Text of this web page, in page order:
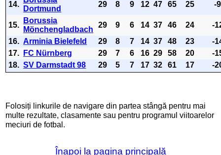
14.
Dortmund
29 8 9 12 47 65 25 -9
15.
Borussia
Mönchengladbach
29 9 6 14 37 46 24
-
16. Arminia Bielefeld 29 8 7 14 37 48 23
-
17.
FC Nürnberg 29 7 6 16 29 58 20
-
18. SV Darmstadt 98 29 5 7 17 32 61 17 -
Folosiți linkurile de navigare din partea stângă pentru mai
multe rezultate, clasamente sau pentru programul viitoarelor
meciuri de fotbal.
Înapoi la pagina principală